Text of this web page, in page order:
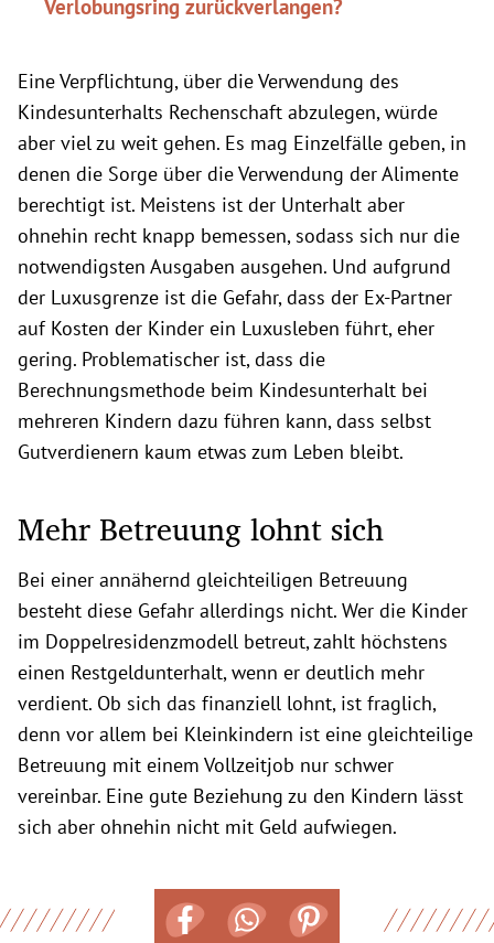
Verlobungsring zurückverlangen?
Eine Verpflichtung, über die Verwendung des
Kindesunterhalts Rechenschaft abzulegen, würde
aber viel zu weit gehen. Es mag Einzelfälle geben, in
denen die Sorge über die Verwendung der Alimente
berechtigt ist. Meistens ist der Unterhalt aber
ohnehin recht knapp bemessen, sodass sich nur die
notwendigsten Ausgaben ausgehen. Und aufgrund
der Luxusgrenze ist die Gefahr, dass der Ex-Partner
auf Kosten der Kinder ein Luxusleben führt, eher
gering. Problematischer ist, dass die
Berechnungsmethode beim Kindesunterhalt bei
mehreren Kindern dazu führen kann, dass selbst
Gutverdienern kaum etwas zum Leben bleibt.
Mehr Betreuung lohnt sich
Bei einer annähernd gleichteiligen Betreuung
besteht diese Gefahr allerdings nicht. Wer die Kinder
im Doppelresidenzmodell betreut, zahlt höchstens
einen Restgeldunterhalt, wenn er deutlich mehr
verdient. Ob sich das finanziell lohnt, ist fraglich,
denn vor allem bei Kleinkindern ist eine gleichteilige
Betreuung mit einem Vollzeitjob nur schwer
vereinbar. Eine gute Beziehung zu den Kindern lässt
sich aber ohnehin nicht mit Geld aufwiegen.